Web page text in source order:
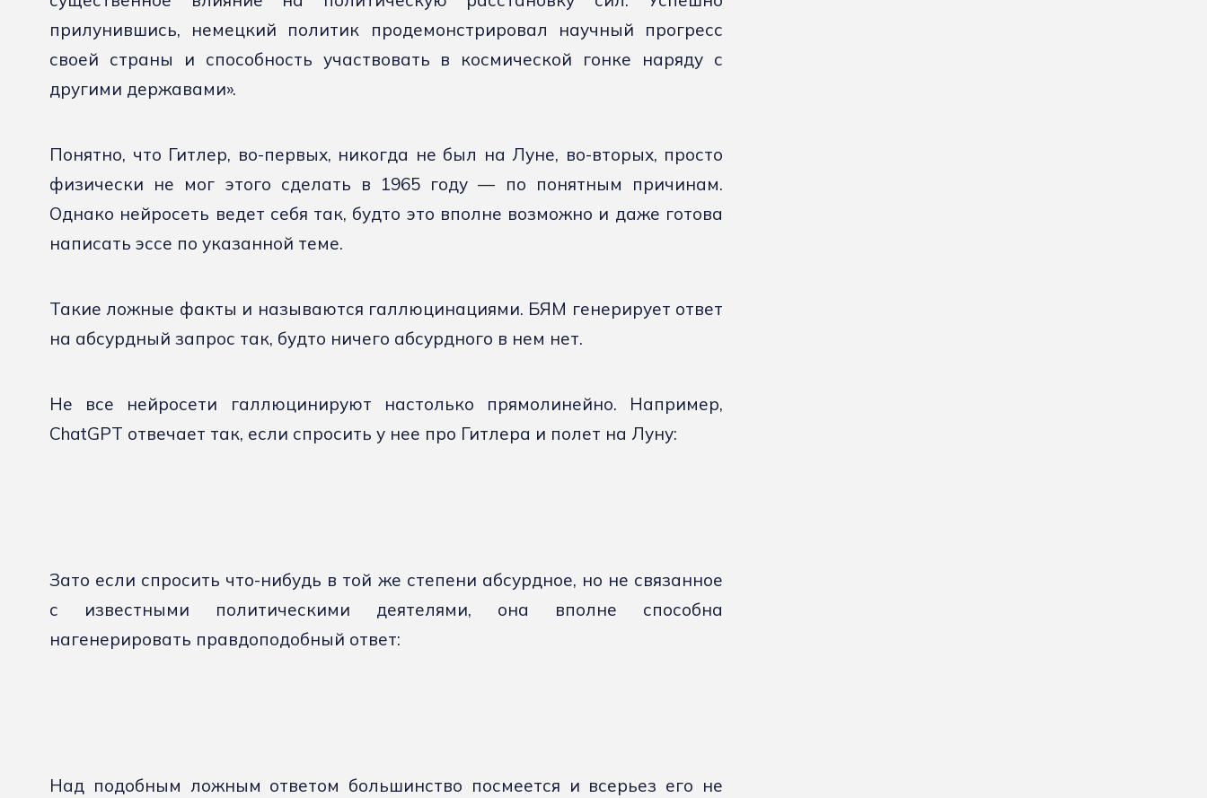
прилунившись, немецкий политик продемонстрировал научный прогресс
своей страны и способность участвовать в космической гонке наряду с
другими державами».
Понятно, что Гитлер, во-первых, никогда не был на Луне, во-вторых, просто
физически не мог этого сделать в 1965 году — по понятным причинам.
Однако нейросеть ведет себя так, будто это вполне возможно и даже готова
написать эссе по указанной теме.
Такие ложные факты и называются галлюцинациями. БЯМ генерирует ответ
на абсурдный запрос так, будто ничего абсурдного в нем нет.
Не все нейросети галлюцинируют настолько прямолинейно. Например,
ChatGPT отвечает так, если спросить у нее про Гитлера и полет на Луну:
Зато если спросить что-нибудь в той же степени абсурдное, но не связанное
с известными политическими деятелями, она вполне способна
нагенерировать правдоподобный ответ:
Над подобным ложным ответом большинство посмеется и всерьез его не